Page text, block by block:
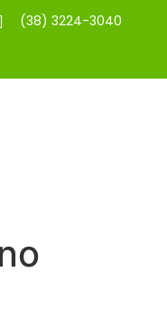
(38) 3224-3040